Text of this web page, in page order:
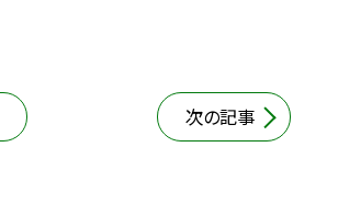
次の記事